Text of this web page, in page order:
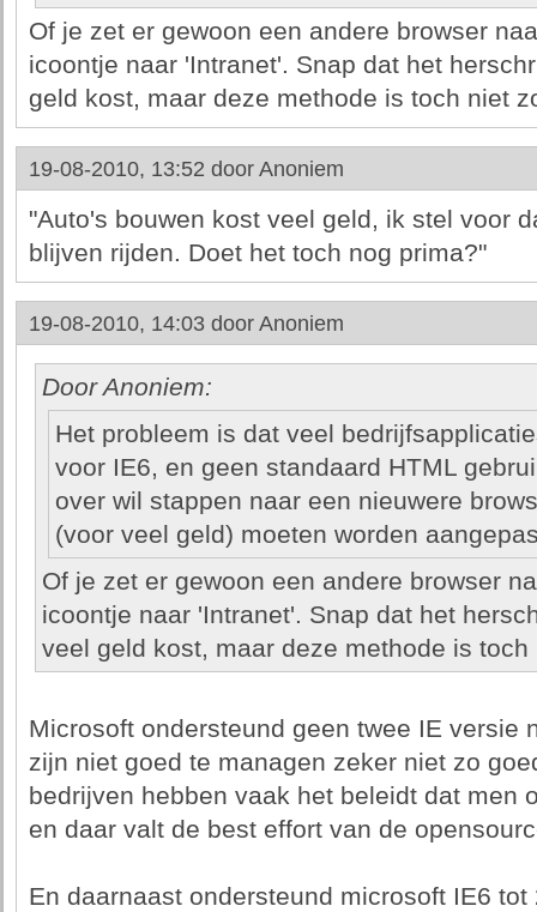
Of je zet er gewoon een andere browser
icoontje naar 'Intranet'. Snap dat het
geld kost, maar deze methode is toch niet
19-08-2010, 13:52 door Anoniem
"Auto's bouwen kost veel geld, ik stel voor
blijven rijden. Doet het toch nog prima?"
19-08-2010, 14:03 door Anoniem
Door Anoniem:
Het probleem is dat veel
voor IE6, en geen standaard HTML
over wil stappen naar een nieuwere
(voor veel geld) moeten worden
Of je zet er gewoon een andere browser
icoontje naar 'Intranet'. Snap dat het
veel geld kost, maar deze methode is
Microsoft ondersteund geen twee IE versie
zijn niet goed te managen zeker niet zo
bedrijven hebben vaak het beleidt dat men
en daar valt de best effort van de
En daarnaast ondersteund microsoft IE6